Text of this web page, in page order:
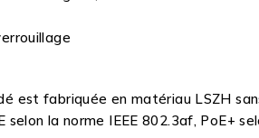
est fabriquée en matériau LSZH
la norme IEEE 802.3af, PoE+